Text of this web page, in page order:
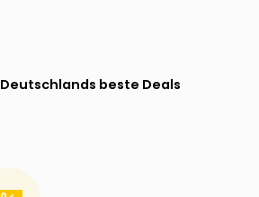
Deutschlands beste Deals